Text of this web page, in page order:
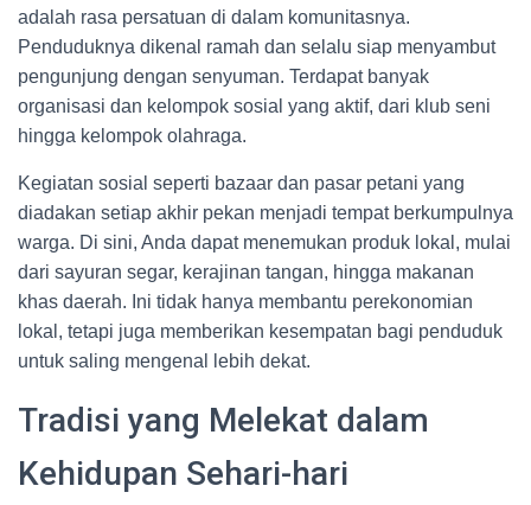
adalah rasa persatuan di dalam komunitasnya.
Penduduknya dikenal ramah dan selalu siap menyambut
pengunjung dengan senyuman. Terdapat banyak
organisasi dan kelompok sosial yang aktif, dari klub seni
hingga kelompok olahraga.
Kegiatan sosial seperti bazaar dan pasar petani yang
diadakan setiap akhir pekan menjadi tempat berkumpulnya
warga. Di sini, Anda dapat menemukan produk lokal, mulai
dari sayuran segar, kerajinan tangan, hingga makanan
khas daerah. Ini tidak hanya membantu perekonomian
lokal, tetapi juga memberikan kesempatan bagi penduduk
untuk saling mengenal lebih dekat.
Tradisi yang Melekat dalam
Kehidupan Sehari-hari